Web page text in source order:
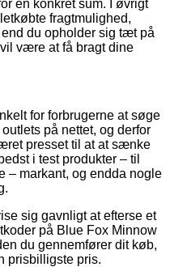
en konkret sum. I øvrigt
fragtmulighed,
du opholder sig tæt på
være at få bragt dine
for forbrugerne at søge
på nettet, og derfor
presset til at at sænke
i test produkter – til
– markant, og endda nogle
sig gavnligt at efterse et
på Blue Fox Minnow
du gennemfører dit køb,
prisbilligste pris.